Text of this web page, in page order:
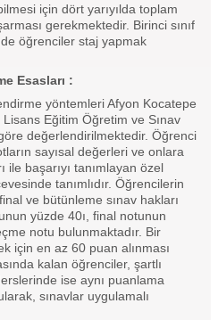
için dört yarıyılda toplam
gerekmektedir. Birinci sınıf
öğrenciler staj yapmak
Esasları :
yöntemleri Afyon Kocatepe
Eğitim Öğretim ve Sınav
değerlendirilmektedir. Öğrenci
sayısal değerleri ve onlara
ile başarıyı tanımlayan özel
tanımlıdır. Öğrencilerin
ve bütünleme sınav hakları
yüzde 40ı, final notunun
notu bulunmaktadır. Bir
için en az 60 puan alınması
kalan öğrenciler, şartlı
ise aynı puanlama
sınavlar uygulamalı